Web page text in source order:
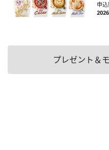
申
プレゼント＆